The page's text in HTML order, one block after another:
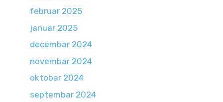
februar 2025
januar 2025
decembar 2024
novembar 2024
oktobar 2024
septembar 2024